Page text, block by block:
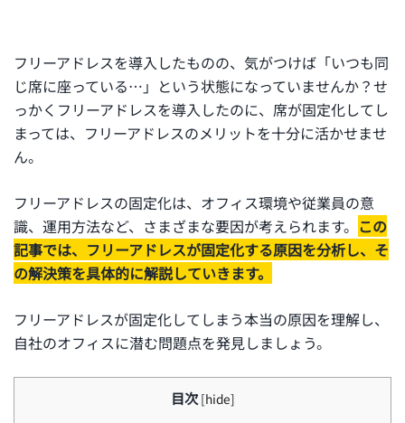
フリーアドレスを導入したものの、気がつけば「いつも同
じ席に座っている…」という状態になっていませんか？せ
っかくフリーアドレスを導入したのに、席が固定化してし
まっては、フリーアドレスのメリットを十分に活かせませ
ん。
フリーアドレスの固定化は、オフィス環境や従業員の意
識、運用方法など、さまざまな要因が考えられます。 この
記事では、フリーアドレスが固定化する原因を分析し、そ
の解決策を具体的に解説していきます。
フリーアドレスが固定化してしまう本当の原因を理解し、
自社のオフィスに潜む問題点を発見しましょう。
目次 [hide]